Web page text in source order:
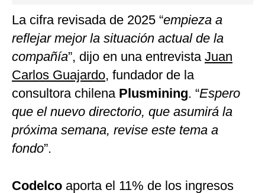
La cifra revisada de 2025 “empieza a
reflejar mejor la situación actual de la
compañía”, dijo en una entrevista Juan
Carlos Guajardo, fundador de la
consultora chilena Plusmining. “Espero
que el nuevo directorio, que asumirá la
próxima semana, revise este tema a
fondo”.
Codelco aporta el 11% de los ingresos